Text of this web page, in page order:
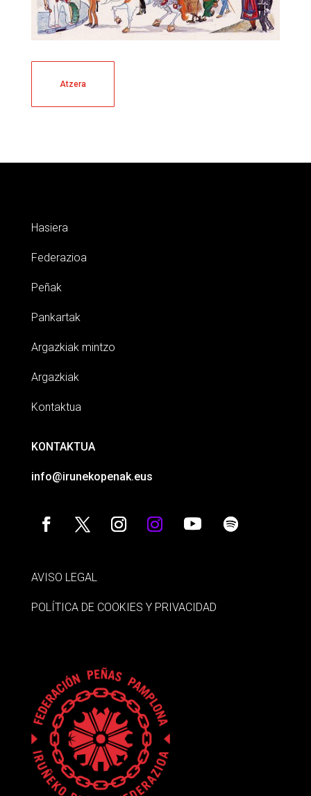
Atzera
Hasiera
Federazioa
Peñak
Pankartak
Argazkiak mintzo
Argazkiak
Kontaktua
KONTAKTUA
info@irunekopenak.eus
AVISO LEGAL
POLÍTICA DE COOKIES Y PRIVACIDAD